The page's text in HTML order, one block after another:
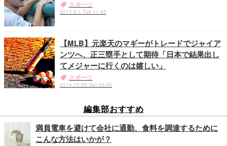
スポーツ
2017.8.1 Tue 11:45
【MLB】元楽天のマギーがトレードでジャイア
ンツへ、正三塁手として期待「日本で結果出し
てメジャーに行くのは嬉しい」
スポーツ
2014.12.20 Sat 23:45
編集部おすすめ
満員電車を避けて会社に通勤、食料を調達するために
こんな方法はいかが？